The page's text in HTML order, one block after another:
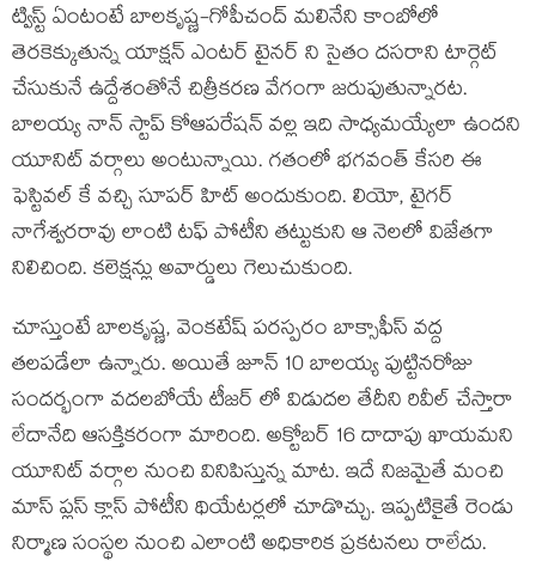
ట్విస్ట్ ఏంటంటే బాలకృష్ణ-గోపీచంద్ మలినేని కాంబోలో
తెరకెక్కుతున్న యాక్షన్ ఎంటర్ టైనర్ ని సైతం దసరాని టార్గెట్
చేసుకునే ఉద్దేశంతోనే చిత్రీకరణ వేగంగా జరుపుతున్నారట.
బాలయ్య నాన్ స్టాప్ కోఆపరేషన్ వల్ల ఇది సాధ్యమయ్యేలా ఉందని
యూనిట్ వర్గాలు అంటున్నాయి. గతంలో భగవంత్ కేసరి ఈ
ఫెస్టివల్ కే వచ్చి సూపర్ హిట్ అందుకుంది. లియో, టైగర్
నాగేశ్వరరావు లాంటి టఫ్ పోటీని తట్టుకుని ఆ నెలలో విజేతగా
నిలిచింది. కలెక్షన్లు అవార్డులు గెలుచుకుంది.
చూస్తుంటే బాలకృష్ణ, వెంకటేష్ పరస్పరం బాక్సాఫీస్ వద్ద
తలపడేలా ఉన్నారు. అయితే జూన్ 10 బాలయ్య పుట్టినరోజు
సందర్భంగా వదలబోయే టీజర్ లో విడుదల తేదీని రివీల్ చేస్తారా
లేదానేది ఆసక్తికరంగా మారింది. అక్టోబర్ 16 దాదాపు ఖాయమని
యూనిట్ వర్గాల నుంచి వినిపిస్తున్న మాట. ఇదే నిజమైతే మంచి
మాస్ ప్లస్ క్లాస్ పోటీని థియేటర్లలో చూడొచ్చు. ఇప్పటికైతే రెండు
నిర్మాణ సంస్థల నుంచి ఎలాంటి అధికారిక ప్రకటనలు రాలేదు.